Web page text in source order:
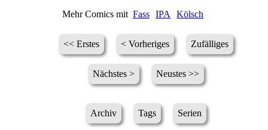
Mehr Comics mit Fass IPA Kölsch
<< Erstes < Vorheriges Zufälliges
Nächstes > Neustes >>
Archiv Tags Serien